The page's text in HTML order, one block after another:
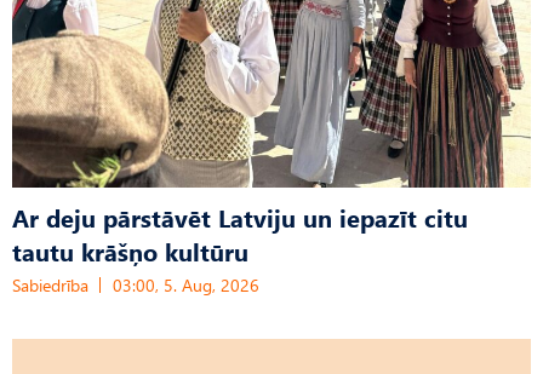
Ar deju pārstāvēt Latviju un iepazīt citu
tautu krāšņo kultūru
Sabiedrība 03:00, 5. Aug, 2026